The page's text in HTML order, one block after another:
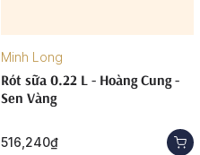
Minh Long
Rót sữa 0.22 L - Hoàng Cung -
Sen Vàng
516,240₫